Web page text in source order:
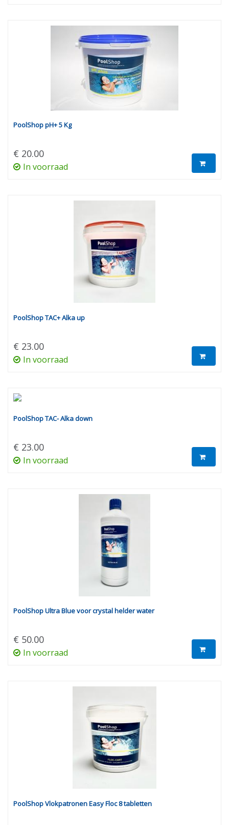
PoolShop pH+ 5 Kg
€ 20.00
In voorraad
PoolShop TAC+ Alka up
€ 23.00
In voorraad
PoolShop TAC- Alka down
€ 23.00
In voorraad
PoolShop Ultra Blue voor crystal helder water
€ 50.00
In voorraad
PoolShop Vlokpatronen Easy Floc 8 tabletten